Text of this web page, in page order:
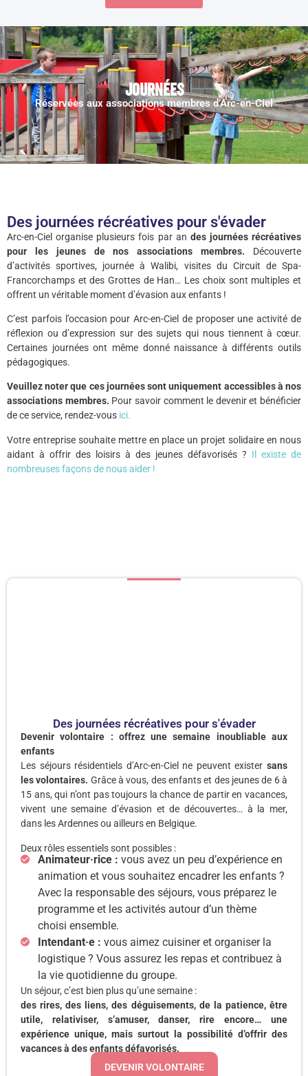
Journées
Réservées aux associations membres d’Arc-en-Ciel
Des journées récréatives pour s'évader
Arc-en-Ciel organise plusieurs fois par an des journées récréatives
pour les jeunes de nos associations membres. Découverte
d’activités sportives, journée à Walibi, visites du Circuit de Spa-
Francorchamps et des Grottes de Han… Les choix sont multiples et
offrent un véritable moment d’évasion aux enfants !
C’est parfois l’occasion pour Arc-en-Ciel de proposer une activité de
réflexion ou d’expression sur des sujets qui nous tiennent à cœur.
Certaines journées ont même donné naissance à différents outils
pédagogiques.
Veuillez noter que ces journées sont uniquement accessibles à nos
associations membres. Pour savoir comment le devenir et bénéficier
de ce service, rendez-vous ici.
Votre entreprise souhaite mettre en place un projet solidaire en nous
aidant à offrir des loisirs à des jeunes défavorisés ? Il existe de
nombreuses façons de nous aider !
Des journées récréatives pour s'évader
Devenir volontaire : offrez une semaine inoubliable aux
enfants
Les séjours résidentiels d’Arc-en-Ciel ne peuvent exister sans
les volontaires. Grâce à vous, des enfants et des jeunes de 6 à
15 ans, qui n’ont pas toujours la chance de partir en vacances,
vivent une semaine d’évasion et de découvertes… à la mer,
dans les Ardennes ou ailleurs en Belgique.
Deux rôles essentiels sont possibles :
Animateur·rice : vous avez un peu d’expérience en
animation et vous souhaitez encadrer les enfants ?
Avec la responsable des séjours, vous préparez le
programme et les activités autour d’un thème
choisi ensemble.
Intendant·e : vous aimez cuisiner et organiser la
logistique ? Vous assurez les repas et contribuez à
la vie quotidienne du groupe.
Un séjour, c’est bien plus qu’une semaine :
des rires, des liens, des déguisements, de la patience, être
utile, relativiser, s’amuser, danser, rire encore… une
expérience unique, mais surtout la possibilité d’offrir des
vacances à des enfants défavorisés.
DEVENIR VOLONTAIRE